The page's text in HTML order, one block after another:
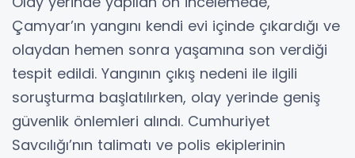
Çamyar’ın yangını kendi evi içinde çıkardığı ve
olaydan hemen sonra yaşamına son verdiği
tespit edildi. Yangının çıkış nedeni ile ilgili
soruşturma başlatılırken, olay yerinde geniş
güvenlik önlemleri alındı. Cumhuriyet
Savcılığı’nın talimatı ve polis ekiplerinin